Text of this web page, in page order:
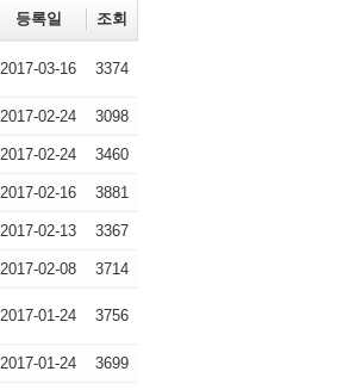
등록일 조회
2017-03-16 3374
2017-02-24 3098
2017-02-24 3460
2017-02-16 3881
2017-02-13 3367
2017-02-08 3714
2017-01-24 3756
2017-01-24 3699